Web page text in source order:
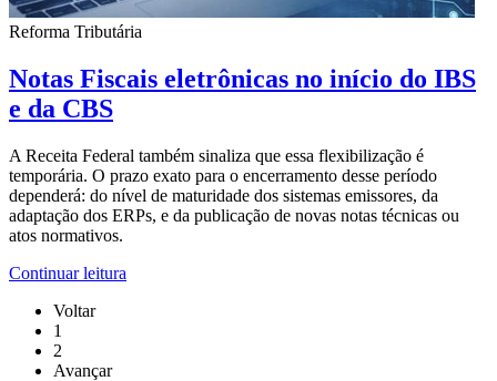
Reforma Tributária
Notas Fiscais eletrônicas no início do IBS
e da CBS
A Receita Federal também sinaliza que essa flexibilização é
temporária. O prazo exato para o encerramento desse período
dependerá: do nível de maturidade dos sistemas emissores, da
adaptação dos ERPs, e da publicação de novas notas técnicas ou
atos normativos.
Continuar leitura
Voltar
1
2
Avançar